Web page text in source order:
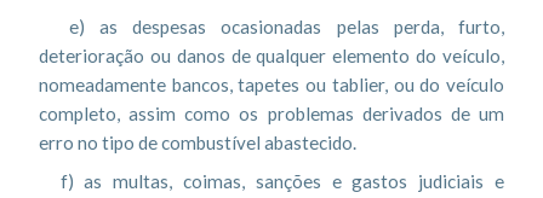
e) as despesas ocasionadas pelas perda, furto,
deterioração ou danos de qualquer elemento do veículo,
nomeadamente bancos, tapetes ou tablier, ou do veículo
completo, assim como os problemas derivados de um
erro no tipo de combustível abastecido.
f) as multas, coimas, sanções e gastos judiciais e